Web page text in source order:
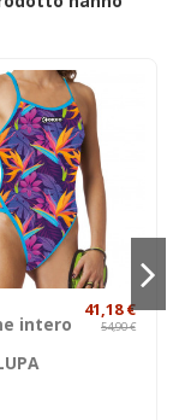
intero
41,18 €
54,90 €